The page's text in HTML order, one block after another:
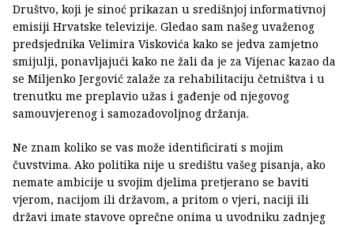
Društvo, koji je sinoć prikazan u središnjoj informativnoj
emisiji Hrvatske televizije. Gledao sam našeg uvaženog
predsjednika Velimira Viskovića kako se jedva zamjetno
smijulji, ponavljajući kako ne žali da je za Vijenac kazao da
se Miljenko Jergović zalaže za rehabilitaciju četništva i u
trenutku me preplavio užas i gađenje od njegovog
samouvjerenog i samozadovoljnog držanja.
Ne znam koliko se vas može identificirati s mojim
čuvstvima. Ako politika nije u središtu vašeg pisanja, ako
nemate ambicije u svojim djelima pretjerano se baviti
vjerom, nacijom ili državom, a pritom o vjeri, naciji ili
državi imate stavove oprečne onima u uvodniku zadnjeg